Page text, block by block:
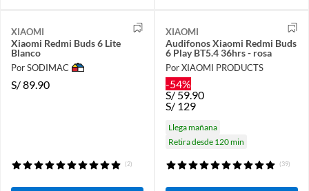
XIAOMI
Xiaomi Redmi Buds 6 Lite​
Blanco
Por SODIMAC
S/89.90
(2)
XIAOMI
Audifonos Xiaomi Redmi Buds
6 Play BT5.4 36hrs - rosa
Por XIAOMI PRODUCTS
-54%
S/59.90
S/ 129
Llega mañana
Retira desde 120 min
(39)